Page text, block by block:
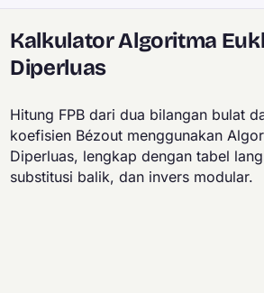
Kalkulator Algoritma
Diperluas
Hitung FPB dari dua bilangan bulat
koefisien Bézout menggunakan
Diperluas, lengkap dengan tabel
substitusi balik, dan invers modular.